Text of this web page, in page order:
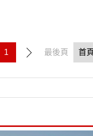
1 最後頁 首頁